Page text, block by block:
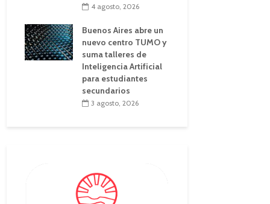
4 agosto, 2026
Buenos Aires abre un
nuevo centro TUMO y
suma talleres de
Inteligencia Artificial
para estudiantes
secundarios
3 agosto, 2026